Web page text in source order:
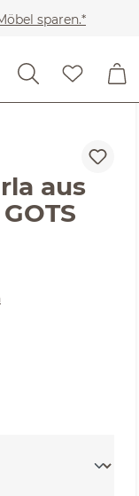
sparen.*
aus